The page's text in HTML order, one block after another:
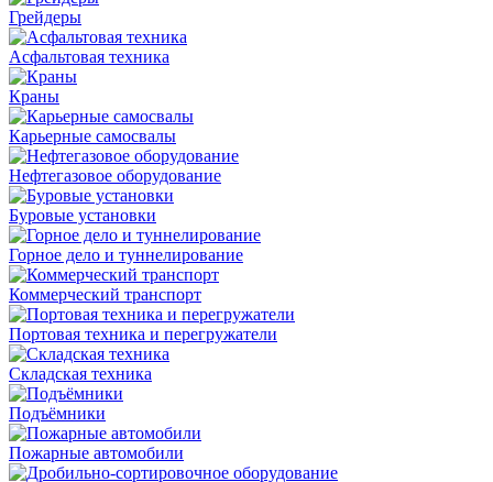
Грейдеры
Асфальтовая техника
Краны
Карьерные самосвалы
Нефтегазовое оборудование
Буровые установки
Горное дело и туннелирование
Коммерческий транспорт
Портовая техника и перегружатели
Складская техника
Подъёмники
Пожарные автомобили